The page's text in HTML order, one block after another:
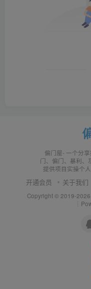
偏门屋- 一个分
门、偏门、暴利
提供项目实操个
开通会员 关于我们
Copyright © 2019-2026·